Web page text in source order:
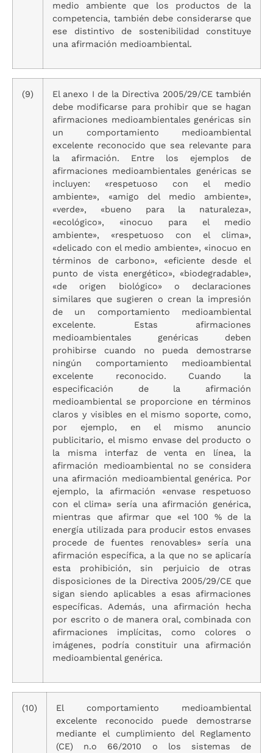
medio ambiente que los productos de la
competencia, también debe considerarse que
ese distintivo de sostenibilidad constituye
una afirmación medioambiental.
(9)
El anexo I de la Directiva 2005/29/CE también
debe modificarse para prohibir que se hagan
afirmaciones medioambientales genéricas sin
un comportamiento medioambiental
excelente reconocido que sea relevante para
la afirmación. Entre los ejemplos de
afirmaciones medioambientales genéricas se
incluyen: «respetuoso con el medio
ambiente», «amigo del medio ambiente»,
«verde», «bueno para la naturaleza»,
«ecológico», «inocuo para el medio
ambiente», «respetuoso con el clima»,
«delicado con el medio ambiente», «inocuo en
términos de carbono», «eficiente desde el
punto de vista energético», «biodegradable»,
«de origen biológico» o declaraciones
similares que sugieren o crean la impresión
de un comportamiento medioambiental
excelente. Estas afirmaciones
medioambientales genéricas deben
prohibirse cuando no pueda demostrarse
ningún comportamiento medioambiental
excelente reconocido. Cuando la
especificación de la afirmación
medioambiental se proporcione en términos
claros y visibles en el mismo soporte, como,
por ejemplo, en el mismo anuncio
publicitario, el mismo envase del producto o
la misma interfaz de venta en línea, la
afirmación medioambiental no se considera
una afirmación medioambiental genérica. Por
ejemplo, la afirmación «envase respetuoso
con el clima» sería una afirmación genérica,
mientras que afirmar que «el 100 % de la
energía utilizada para producir estos envases
procede de fuentes renovables» sería una
afirmación específica, a la que no se aplicaría
esta prohibición, sin perjuicio de otras
disposiciones de la Directiva 2005/29/CE que
sigan siendo aplicables a esas afirmaciones
específicas. Además, una afirmación hecha
por escrito o de manera oral, combinada con
afirmaciones implícitas, como colores o
imágenes, podría constituir una afirmación
medioambiental genérica.
(10)
El comportamiento medioambiental
excelente reconocido puede demostrarse
mediante el cumplimiento del Reglamento
(CE) n.o 66/2010 o los sistemas de